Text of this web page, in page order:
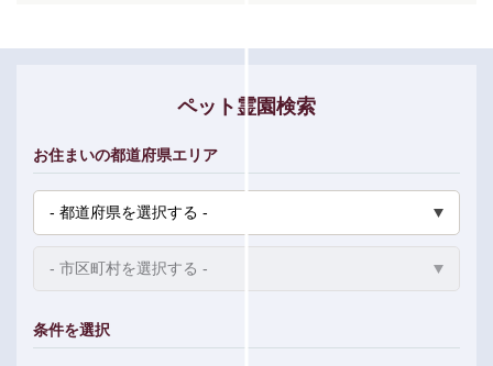
ペット霊園検索
お住まいの都道府県エリア
条件を選択